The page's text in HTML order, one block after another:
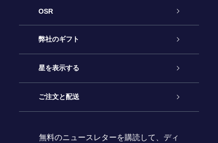
OSR
カスタマーサービス
お問い合わせ
ブログ
弊社のギフト
Online Starギフト
OSRギフトパック
星を表示する
星の登録
ご注文と配送
無料のニュースレターを購読して、ディ